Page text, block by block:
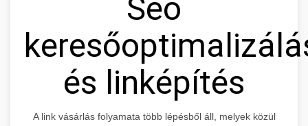
Seo
és linképítés
A link vásárlás folyamata több lépésből áll, melyek közül